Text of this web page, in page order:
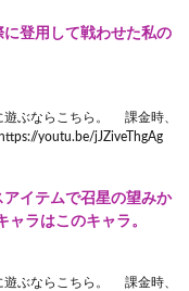
に登用して戦わせた私の
遊ぶならこちら。 課金時、
youtu.be/jJZiveThgAg
アイテムで召星の望みか
ャラはこのキャラ。
遊ぶならこちら。 課金時、